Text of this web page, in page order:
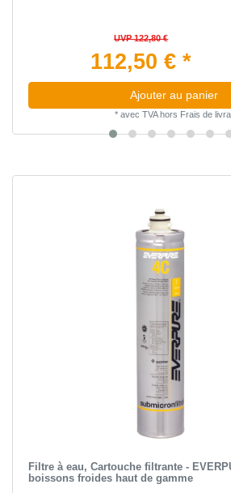
UVP 122,80 €
112,50 € *
Ajouter au panier
* avec TVAhors Frais de
Filtre à eau, Cartouche filtrante -
boissons froides haut de gamme